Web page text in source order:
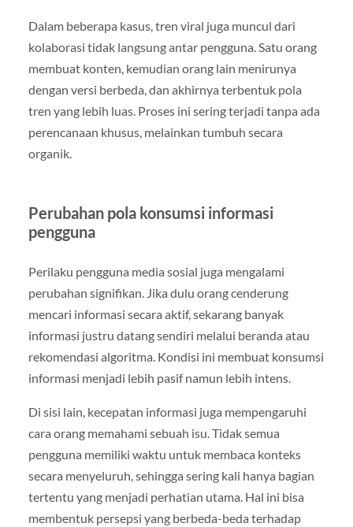
Dalam beberapa kasus, tren viral juga muncul dari
kolaborasi tidak langsung antar pengguna. Satu orang
membuat konten, kemudian orang lain menirunya
dengan versi berbeda, dan akhirnya terbentuk pola
tren yang lebih luas. Proses ini sering terjadi tanpa ada
perencanaan khusus, melainkan tumbuh secara
organik.
Perubahan pola konsumsi informasi
pengguna
Perilaku pengguna media sosial juga mengalami
perubahan signifikan. Jika dulu orang cenderung
mencari informasi secara aktif, sekarang banyak
informasi justru datang sendiri melalui beranda atau
rekomendasi algoritma. Kondisi ini membuat konsumsi
informasi menjadi lebih pasif namun lebih intens.
Di sisi lain, kecepatan informasi juga mempengaruhi
cara orang memahami sebuah isu. Tidak semua
pengguna memiliki waktu untuk membaca konteks
secara menyeluruh, sehingga sering kali hanya bagian
tertentu yang menjadi perhatian utama. Hal ini bisa
membentuk persepsi yang berbeda-beda terhadap